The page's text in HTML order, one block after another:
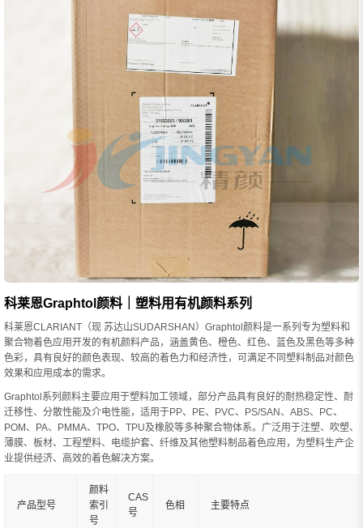
科莱恩Graphtol颜料｜塑料用有机颜料系列
科莱恩CLARIANT（现 苏达山SUDARSHAN）Graphtol颜料是一系列专为塑料和
聚合物着色应用开发的有机颜料产品，涵盖黄色、橙色、红色、蓝色及黑色等多种
色彩，具有良好的颜色表现、较高的着色力和经济性，可满足不同塑料制品对颜色
效果和应用成本的需求。
Graphtol系列颜料主要应用于塑料加工领域，部分产品具有良好的耐热稳定性、耐
迁移性、分散性能及介电性能，适用于PP、PE、PVC、PS/SAN、ABS、PC、
POM、PA、PMMA、TPO、TPU及橡胶等多种聚合物体系。广泛用于注塑、吹塑、
薄膜、板材、工程塑料、电缆护套、纤维及其他塑料制品着色应用，为塑料生产企
业提供经济、高效的着色解决方案。
产品型号
颜料
索引
号
CAS
号
色相 主要特点